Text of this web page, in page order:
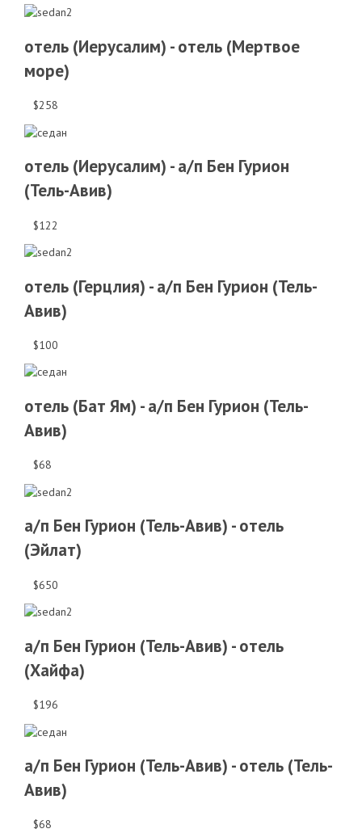
отель (Иерусалим) - отель (Мертвое
море)
$258
отель (Иерусалим) - а/п Бен Гурион
(Тель-Авив)
$122
отель (Герцлия) - а/п Бен Гурион (Тель-
Авив)
$100
отель (Бат Ям) - а/п Бен Гурион (Тель-
Авив)
$68
а/п Бен Гурион (Тель-Авив) - отель
(Эйлат)
$650
а/п Бен Гурион (Тель-Авив) - отель
(Хайфа)
$196
а/п Бен Гурион (Тель-Авив) - отель (Тель-
Авив)
$68